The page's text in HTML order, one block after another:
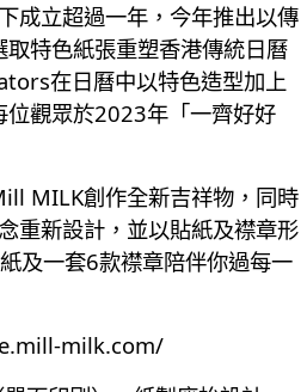
成立超過一年，今年推出以傳
特色紙張重塑香港傳統日曆
在日曆中以特色造型加上
觀眾於2023年「一齊好好
MILK創作全新吉祥物，同時
重新設計，並以貼紙及襟章形
及一套6款襟章陪伴你過每一
milk.com/